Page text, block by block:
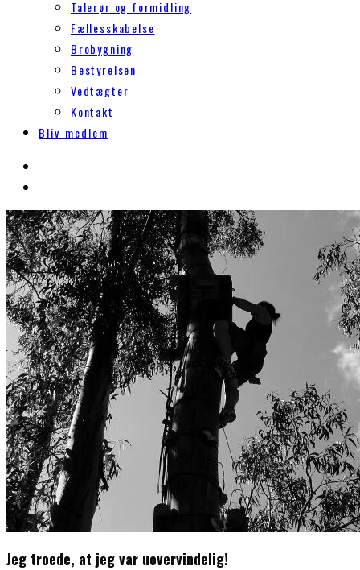
Talerør og formidling
Fællesskabelse
Brobygning
Bestyrelsen
Vedtægter
Kontakt
Bliv medlem
Jeg troede, at jeg var uovervindelig!